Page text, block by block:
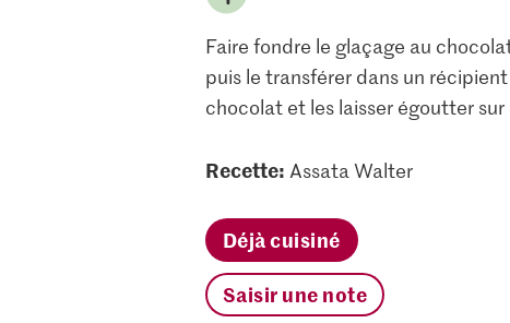
Faire fondre le glaçage au
puis le transférer dans un
chocolat et les laisser égoutter sur
Recette: Assata Walter
Déjà cuisiné
Saisir une note